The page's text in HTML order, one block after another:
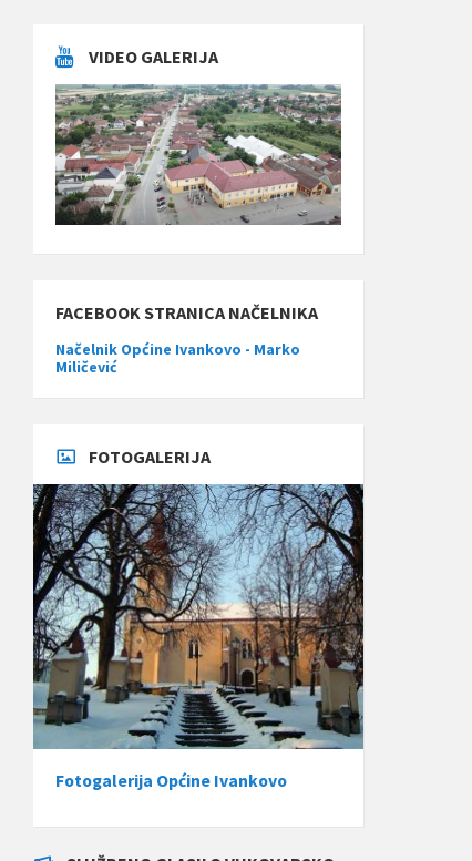
VIDEO GALERIJA
FACEBOOK STRANICA NAČELNIKA
Načelnik Općine Ivankovo - Marko
Miličević
FOTOGALERIJA
Fotogalerija Općine Ivankovo